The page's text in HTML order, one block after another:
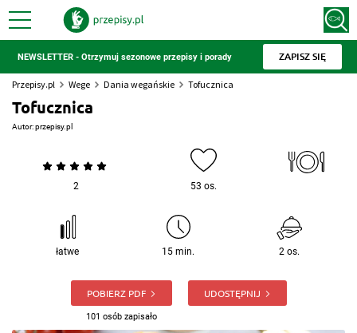
NEWSLETTER - Otrzymuj sezonowe przepisy i porady ZAPISZ SIĘ
Przepisy.pl Wege Dania wegańskie Tofucznica
Tofucznica
Autor:przepisy.pl
2 53 os.
łatwe 15 min. 2 os.
POBIERZ PDF
101 osób zapisało
UDOSTĘPNIJ